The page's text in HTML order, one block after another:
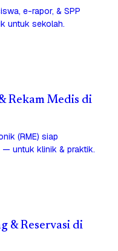
e-rapor, & SPP
untuk sekolah.
Rekam Medis di
(RME) siap
— untuk klinik & praktik.
& Reservasi di